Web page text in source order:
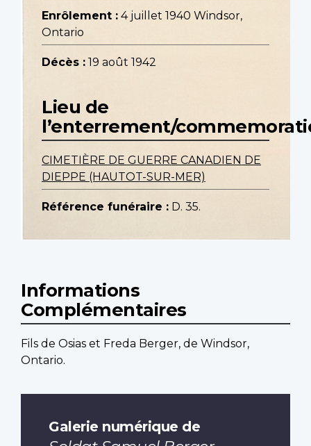
Enrôlement : 4 juillet 1940 Windsor,
Ontario
Décès : 19 août 1942
Lieu de
l’enterrement/
CIMETIÈRE DE GUERRE CANADIEN DE
DIEPPE (HAUTOT-SUR-MER)
Référence funéraire : D. 35.
Informations
Complémentaires
Fils de Osias et Freda Berger, de Windsor,
Ontario.
Galerie numérique de